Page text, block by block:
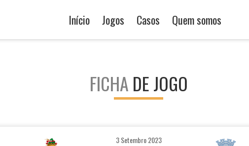
Início Jogos Casos Quem somos
FICHA DE JOGO
3 Setembro 2023